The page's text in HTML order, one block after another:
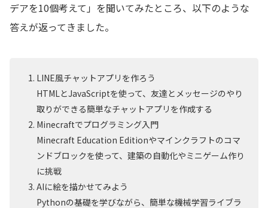
デアを10個考えて」を聞いてみたところ、以下のような
答えが返ってきました。
LINE風チャットアプリを作ろう
HTMLとJavaScriptを使って、友達とメッセージのやり
取りができる簡単なチャットアプリを作成する
Minecraftでプログラミング入門
Minecraft Education Editionやマインクラフトのコマ
ンドブロックを使って、建築の自動化やミニゲーム作り
に挑戦
AIに絵を描かせてみよう
Pythonの基礎を学びながら、簡単な機械学習ライブラ